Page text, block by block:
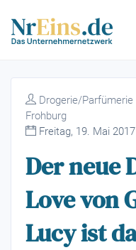
Drogerie/
Frohburg
Freitag, 19. Mai 2017
Der neue
Love von
Lucy ist da